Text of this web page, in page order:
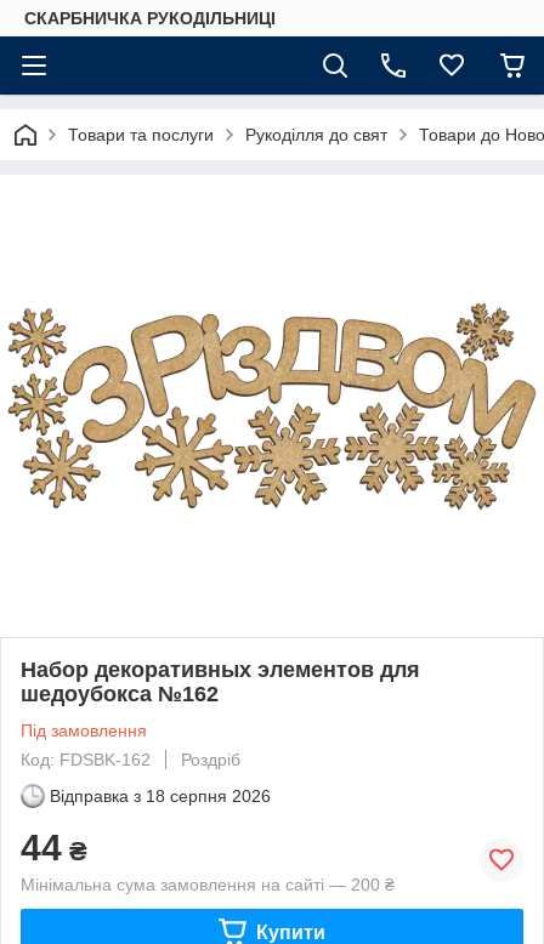
СКАРБНИЧКА РУКОДІЛЬНИЦІ
Товари та послуги Рукоділля до свят Товари до
Набор декоративных элементов для
шедоубокса №162
Під замовлення
Код: FDSBK-162
Роздріб
Відправка з 18 серпня 2026
44 ₴
Мінімальна сума замовлення на сайті — 200 ₴
Купити